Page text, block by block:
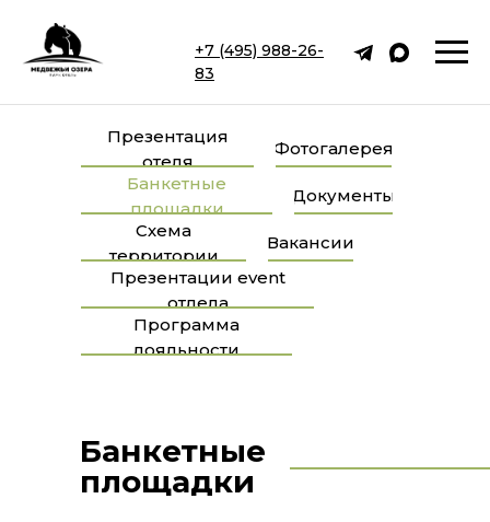
+7 (495) 988-26-
83
Презентация
отеля
Банкетные
площадки
Фотогалерея
Схема
территории
Документы
Презентации event
отдела
Программа
лояльности
Вакансии
Банкетные
площадки